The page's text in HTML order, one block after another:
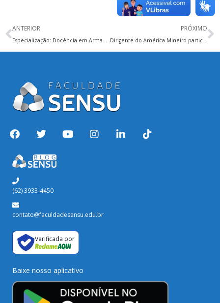
ANTERIOR
Especialização: Docência em Armamento, Munição e Tiro
PRÓXIMO
Dirigente do América Mineiro participa de aula inaugural da Pós-graduação em Futebol
(62) 3933-4450
contato@faculdadesensu.edu.br
Verificada por
Baixe nosso aplicativo